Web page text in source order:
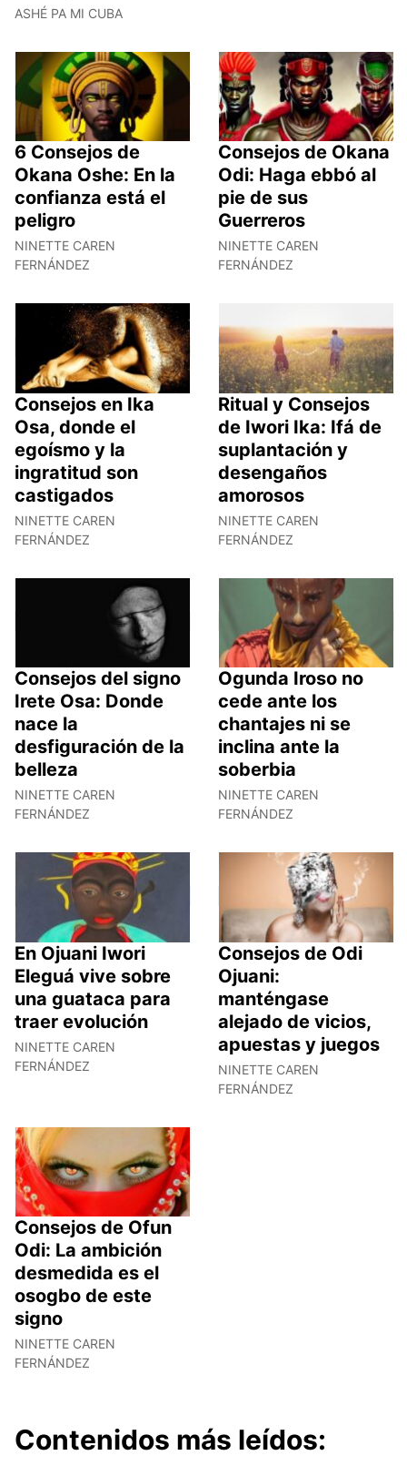
ASHÉ PA MI CUBA
6 Consejos de
Okana Oshe: En la
confianza está el
peligro
NINETTE CAREN
FERNÁNDEZ
Consejos de Okana
Odi: Haga ebbó al
pie de sus
Guerreros
NINETTE CAREN
FERNÁNDEZ
Consejos en Ika
Osa, donde el
egoísmo y la
ingratitud son
castigados
NINETTE CAREN
FERNÁNDEZ
Ritual y Consejos
de Iwori Ika: Ifá de
suplantación y
desengaños
amorosos
NINETTE CAREN
FERNÁNDEZ
Consejos del signo
Irete Osa: Donde
nace la
desfiguración de la
belleza
NINETTE CAREN
FERNÁNDEZ
Ogunda Iroso no
cede ante los
chantajes ni se
inclina ante la
soberbia
NINETTE CAREN
FERNÁNDEZ
En Ojuani Iwori
Eleguá vive sobre
una guataca para
traer evolución
NINETTE CAREN
FERNÁNDEZ
Consejos de Odi
Ojuani:
manténgase
alejado de vicios,
apuestas y juegos
NINETTE CAREN
FERNÁNDEZ
Consejos de Ofun
Odi: La ambición
desmedida es el
osogbo de este
signo
NINETTE CAREN
FERNÁNDEZ
Contenidos más leídos: